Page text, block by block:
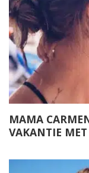
MAMA
VAKANTIE MET